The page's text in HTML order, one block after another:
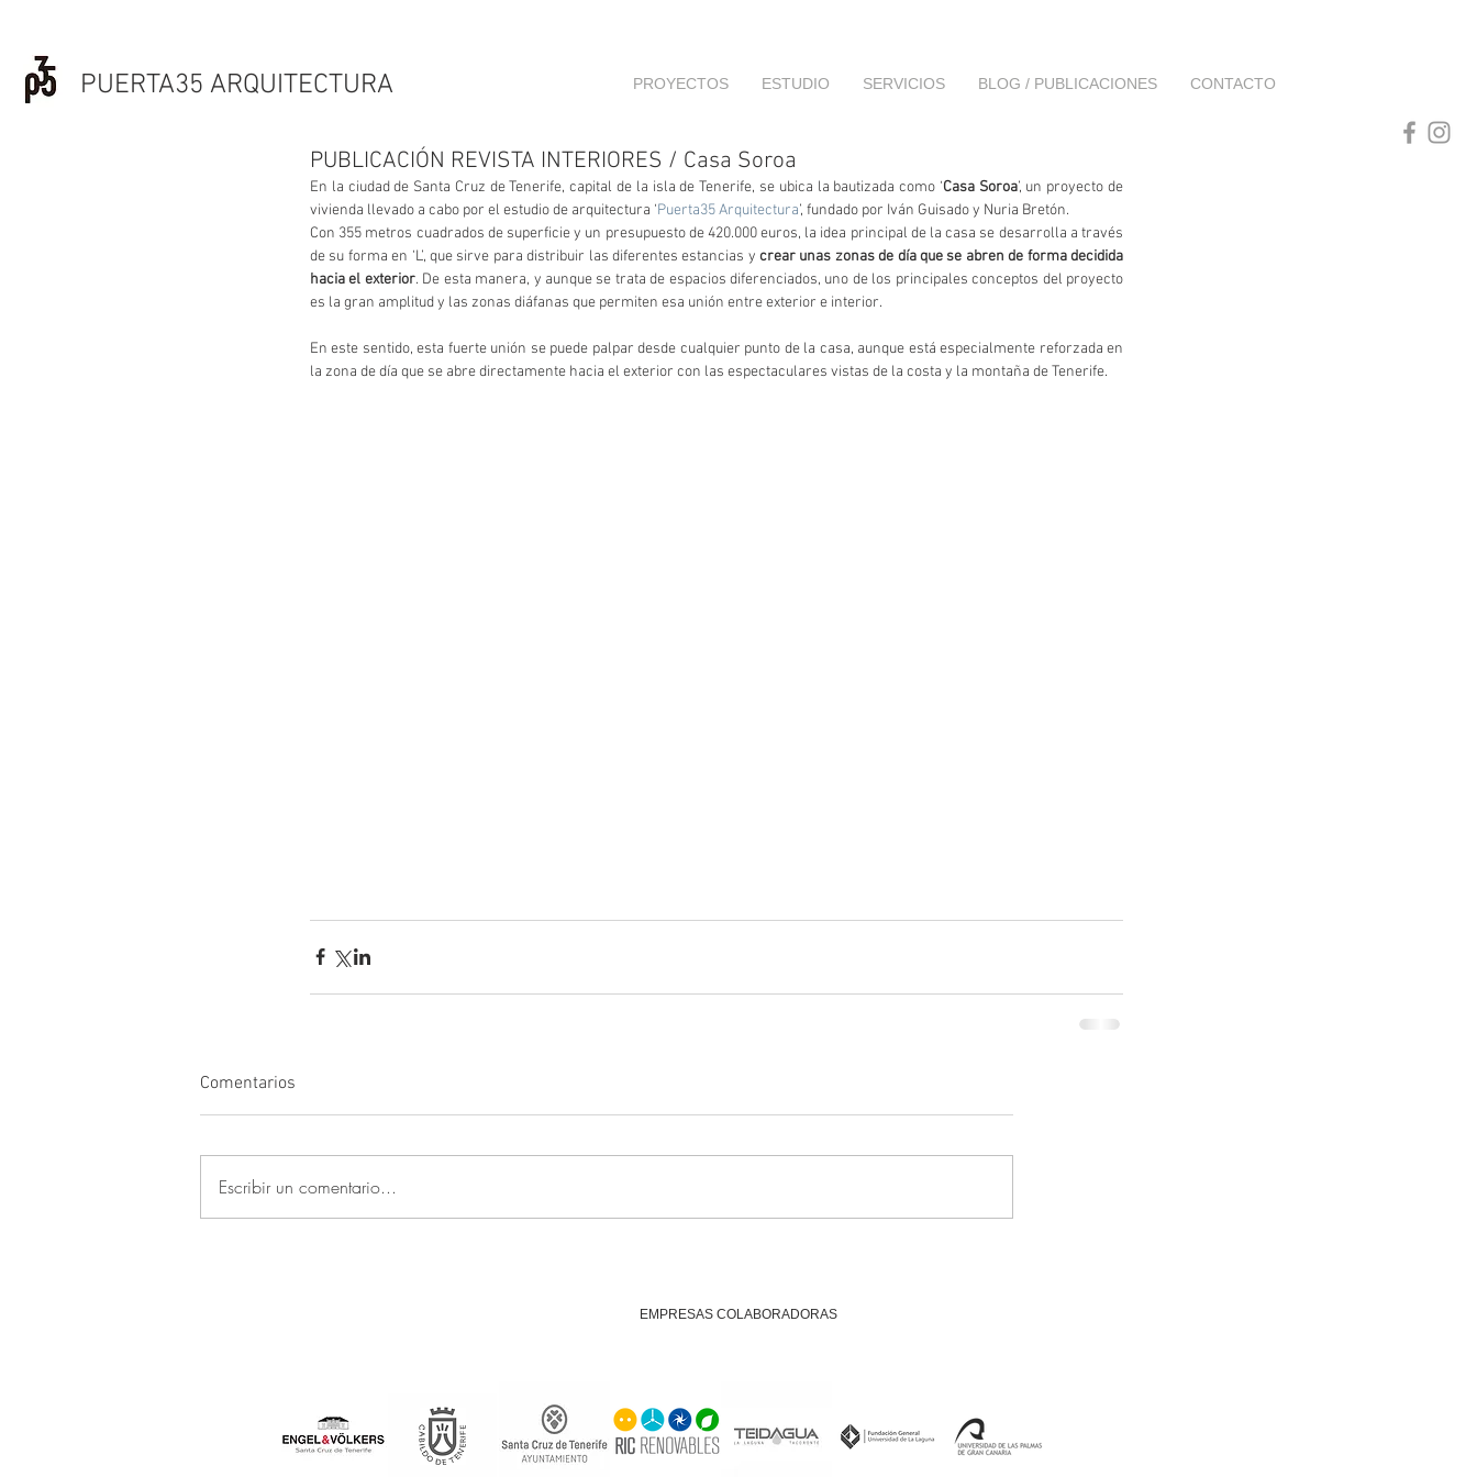
PUERTA35 ARQUITECTURA PROYECTOS ESTUDIO SERVICIOS BLOG / PUBLICACIONES CONTACTO
PUBLICACIÓN REVISTA INTERIORES / Casa Soroa
En la ciudad de Santa Cruz de Tenerife, capital de la isla de Tenerife, se ubica la bautizada como ‘Casa Soroa’, un proyecto de
vivienda llevado a cabo por el estudio de arquitectura ‘Puerta35 Arquitectura’, fundado por Iván Guisado y Nuria Bretón.
Con 355 metros cuadrados de superficie y un presupuesto de 420.000 euros, la idea principal de la casa se desarrolla a través
de su forma en ‘L’, que sirve para distribuir las diferentes estancias y crear unas zonas de día que se abren de forma decidida
hacia el exterior. De esta manera, y aunque se trata de espacios diferenciados, uno de los principales conceptos del proyecto
es la gran amplitud y las zonas diáfanas que permiten esa unión entre exterior e interior.
En este sentido, esta fuerte unión se puede palpar desde cualquier punto de la casa, aunque está especialmente reforzada en
la zona de día que se abre directamente hacia el exterior con las espectaculares vistas de la costa y la montaña de Tenerife.
Comentarios
Escribir un comentario...
EMPRESAS COLABORADORAS